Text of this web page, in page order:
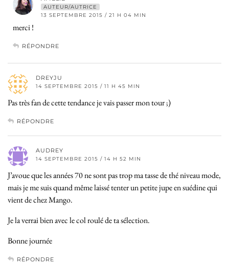
AUTEUR/AUTRICE
13 SEPTEMBRE 2015 / 21 H 04 MIN
merci !
RÉPONDRE
DREYJU
14 SEPTEMBRE 2015 / 11 H 45 MIN
Pas très fan de cette tendance je vais passer mon tour ;)
RÉPONDRE
AUDREY
14 SEPTEMBRE 2015 / 14 H 52 MIN
J’avoue que les années 70 ne sont pas trop ma tasse de thé niveau mode,
mais je me suis quand même laissé tenter un petite jupe en suédine qui
vient de chez Mango.
Je la verrai bien avec le col roulé de ta sélection.
Bonne journée
RÉPONDRE